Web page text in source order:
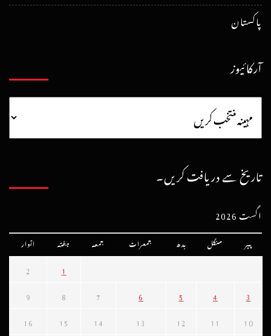
پاکستان
آرکائیوز
تاریخ سے دریافت کریں۔
اگست 2026
پیر منگل بدھ جمعرات جمعہ ہفتہ اتوار
1
2
3
4
5
6
7
8
9
10
11
12
13
14
15
16